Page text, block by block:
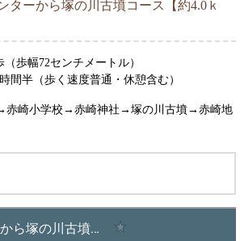
ターから塚の川古墳コース【約4.0ｋ
歩幅72センチメートル）
半（歩く速度普通・休憩含む）
赤崎小学校→赤崎神社→塚の川古墳→赤崎地